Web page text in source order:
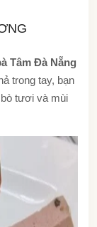
Tâm Đà Nẵng
trong tay, bạn
tươi và mùi